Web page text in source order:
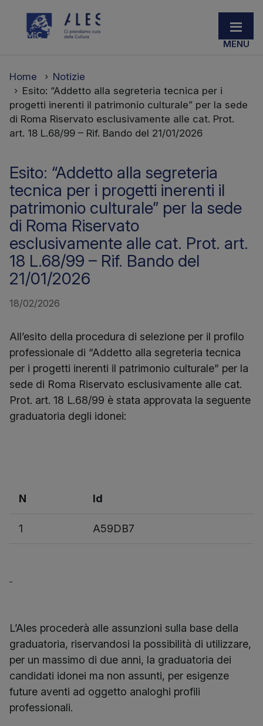
Home
Notizie
Esito: “Addetto alla segreteria tecnica per i
progetti inerenti il patrimonio culturale” per la sede
di Roma Riservato esclusivamente alle cat. Prot.
art. 18 L.68/99 – Rif. Bando del 21/01/2026
Esito: “Addetto alla segreteria
tecnica per i progetti inerenti il
patrimonio culturale” per la sede
di Roma Riservato
esclusivamente alle cat. Prot. art.
18 L.68/99 – Rif. Bando del
21/01/2026
18/02/2026
All’esito della procedura di selezione per il profilo
professionale di “Addetto alla segreteria tecnica
per i progetti inerenti il patrimonio culturale” per la
sede di Roma Riservato esclusivamente alle cat.
Prot. art. 18 L.68/99 è stata approvata la seguente
graduatoria degli idonei:
N Id
1 A59DB7
L’Ales procederà alle assunzioni sulla base della
graduatoria, riservandosi la possibilità di utilizzare,
per un massimo di due anni, la graduatoria dei
candidati idonei ma non assunti, per esigenze
future aventi ad oggetto analoghi profili
professionali.